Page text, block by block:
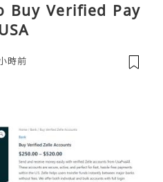
Buy Verified Pay
時前